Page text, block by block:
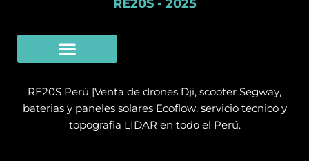
RE20S - 2025
RE20S Perú |Venta de drones Dji, scooter Segway,
baterias y paneles solares Ecoflow, servicio tecnico y
topografia LIDAR en todo el Perú.